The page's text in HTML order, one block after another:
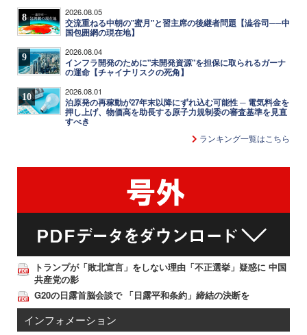
8 2026.08.05
交流重ねる中朝の"蜜月"と習主席の後継者問題【澁谷司──中
国包囲網の現在地】
9 2026.08.04
インフラ開発のために"未開発資源"を担保に取られるガーナ
の運命【チャイナリスクの死角】
10 2026.08.01
泊原発の再稼動が27年末以降にずれ込む可能性 ─ 電気料金を
押し上げ、物価高を助長する原子力規制委の審査基準を見直
すべき
ランキング一覧はこちら
トランプが「敗北宣言」をしない理由「不正選挙」疑惑に 中国
共産党の影
G20の日露首脳会談で 「日露平和条約」締結の決断を
インフォメーション